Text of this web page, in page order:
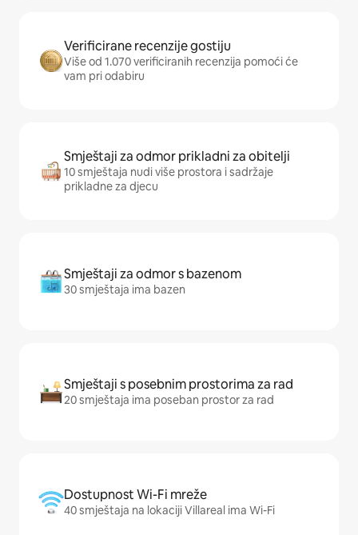
Verificirane recenzije gostiju
Više od 1.070 verificiranih recenzija pomoći će
vam pri odabiru
Smještaji za odmor prikladni za obitelji
10 smještaja nudi više prostora i sadržaje
prikladne za djecu
Smještaji za odmor s bazenom
30 smještaja ima bazen
Smještaji s posebnim prostorima za rad
20 smještaja ima poseban prostor za rad
Dostupnost Wi-Fi mreže
40 smještaja na lokaciji Villareal ima Wi-Fi